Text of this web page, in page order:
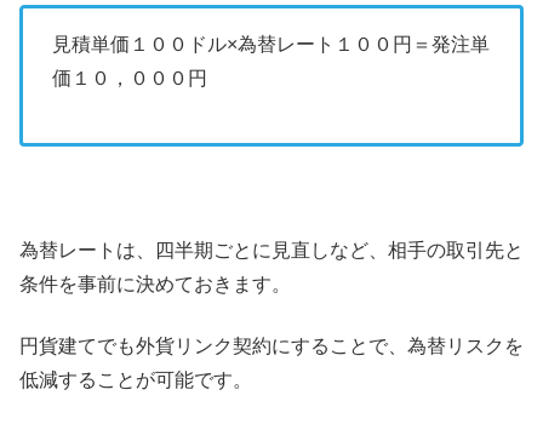
見積単価１００ドル×為替レート１００円＝発注単
価１０，０００円
為替レートは、四半期ごとに見直しなど、相手の取引先と
条件を事前に決めておきます。
円貨建てでも外貨リンク契約にすることで、為替リスクを
低減することが可能です。